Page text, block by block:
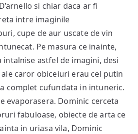
si chiar daca ar fi
intre imaginile
cupe de aur uscate de vin
Pe masura ce inainte,
astfel de imagini, desi
caror obiceiuri erau cel putin
complet cufundata in intuneric.
evaporasera. Dominic cerceta
fabuloase, obiecte de arta ce
in uriasa vila, Dominic